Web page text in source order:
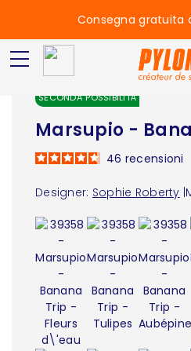
SECONDA POSSIBILITÀ
Marsupio -
Designer: Sophie Roberty
46 recensioni
Consegna gratuita